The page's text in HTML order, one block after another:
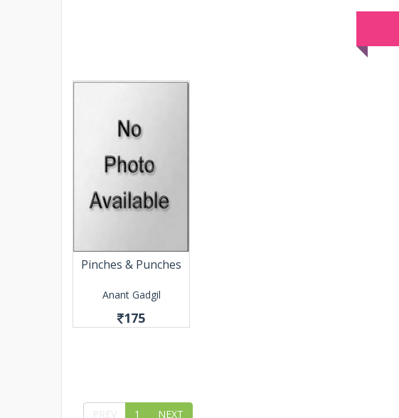
Pinches & Punches
Anant Gadgil
175
PREV 1 NEXT